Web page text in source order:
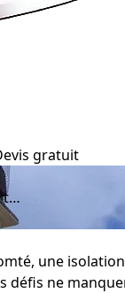
gratuit
une
défis ne